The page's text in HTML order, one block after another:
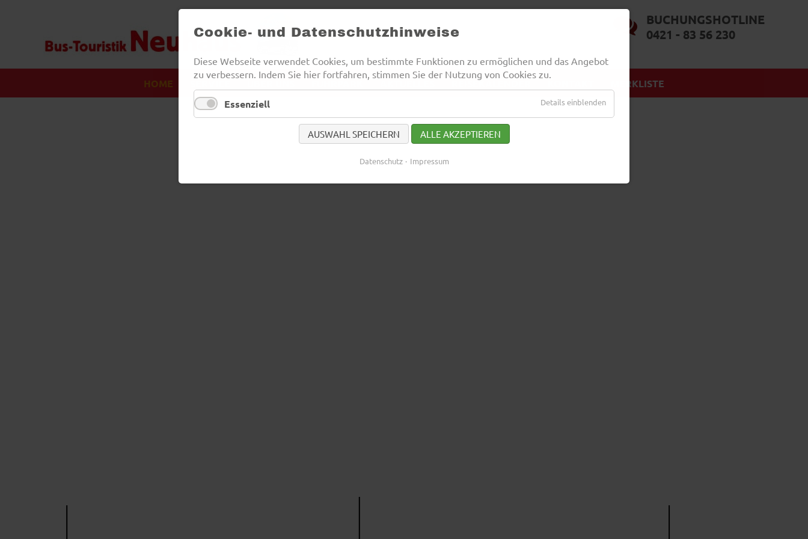
BUCHUNGSHOTLINE
0421 - 83 56 230
ÜBERSPRINGEN
HOME REISEKALENDER MERKLISTE
Cookie- und Datenschutzhinweise
Diese Webseite verwendet Cookies, um bestimmte Funktionen zu ermöglichen und das Angebot
zu verbessern. Indem Sie hier fortfahren, stimmen Sie der Nutzung von Cookies zu.
Essenziell Details einblenden
AUSWAHL SPEICHERN ALLE AKZEPTIEREN
Datenschutz Impressum